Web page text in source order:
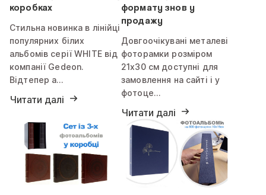
коробках
Стильна новинка в лінійці
популярних білих
альбомів серії WHITE від
компанії Gedeon.
Відтепер а…
Читати далі
формату знов у
продажу
Довгоочікувані металеві
фоторамки розміром
21х30 см доступні для
замовлення на сайті і у
фотоце…
Читати далі